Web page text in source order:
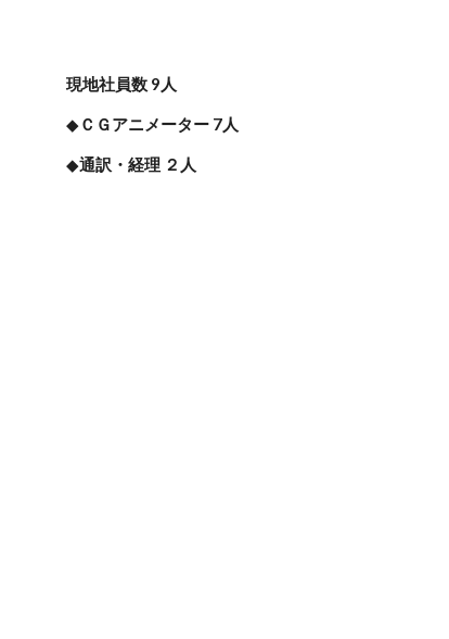
現地社員数 9 人
◆ＣＧアニメーター 7人
◆通訳・経理 ２人